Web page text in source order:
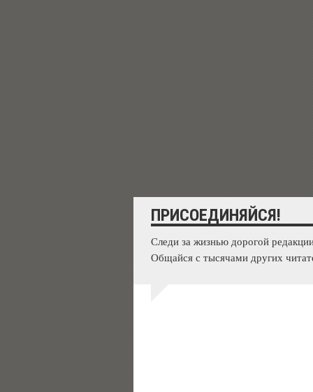
ПРИСОЕДИНЯЙСЯ!
Следи за жизнью дорогой
Общайся с тысячами других